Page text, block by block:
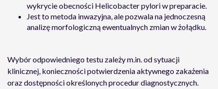
wykrycie obecności Helicobacter pylori w preparacie.
Jest to metoda inwazyjna, ale pozwala na jednoczesną
analizę morfologiczną ewentualnych zmian w żołądku.
Wybór odpowiedniego testu zależy m.in. od sytuacji
klinicznej, konieczności potwierdzenia aktywnego zakażenia
oraz dostępności określonych procedur diagnostycznych.